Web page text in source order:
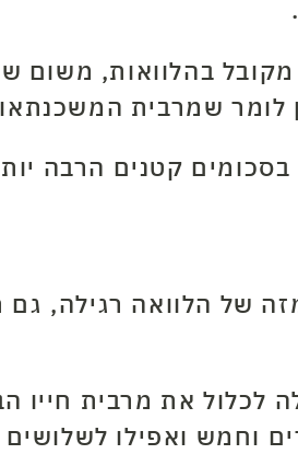
בהלוואות, משום
לומר שמרבית
קטנים הרבה
של הלוואה רגילה,
לכלול את מרבית חייו
וחמש ואפילו